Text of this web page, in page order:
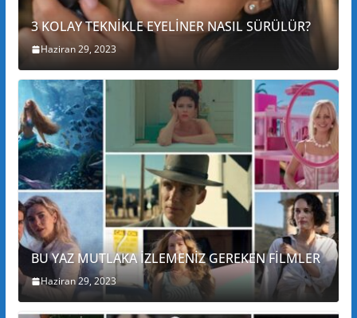
3 KOLAY TEKNİKLE EYELİNER NASIL SÜRÜLÜR?
Haziran 29, 2023
BU YAZ MUTLAKA İZLEMENİZ GEREKEN FİLMLER
Haziran 29, 2023